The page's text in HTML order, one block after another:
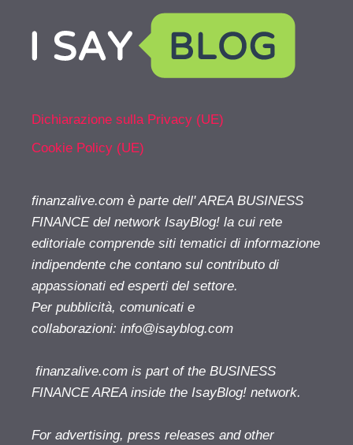
Dichiarazione sulla Privacy (UE)
Cookie Policy (UE)
finanzalive.com è parte dell' AREA BUSINESS
FINANCE del network IsayBlog! la cui rete
editoriale comprende siti tematici di informazione
indipendente che contano sul contributo di
appassionati ed esperti del settore.
Per pubblicità, comunicati e
collaborazioni: info@isayblog.com
finanzalive.com is part of the BUSINESS
FINANCE AREA inside the IsayBlog! network.
For advertising, press releases and other